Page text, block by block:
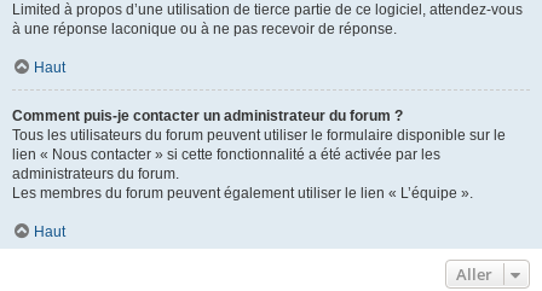
Limited à propos d’une utilisation de tierce partie de ce logiciel, attendez-vous
à une réponse laconique ou à ne pas recevoir de réponse.
Haut
Comment puis-je contacter un administrateur du forum ?
Tous les utilisateurs du forum peuvent utiliser le formulaire disponible sur le
lien « Nous contacter » si cette fonctionnalité a été activée par les
administrateurs du forum.
Les membres du forum peuvent également utiliser le lien « L’équipe ».
Haut
Aller